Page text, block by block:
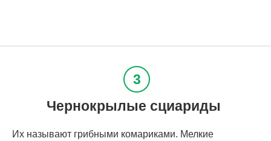
Чернокрылые сциариды
Их называют грибными комариками. Мелкие